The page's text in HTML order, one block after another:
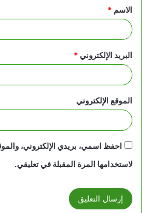
*
الاسم *
البريد الإلكتروني*
الموقع الإلكتروني
احفظ اسمي، بريدي الإلكتروني،
لاستخدامها المرة المقبلة في تعليقي.